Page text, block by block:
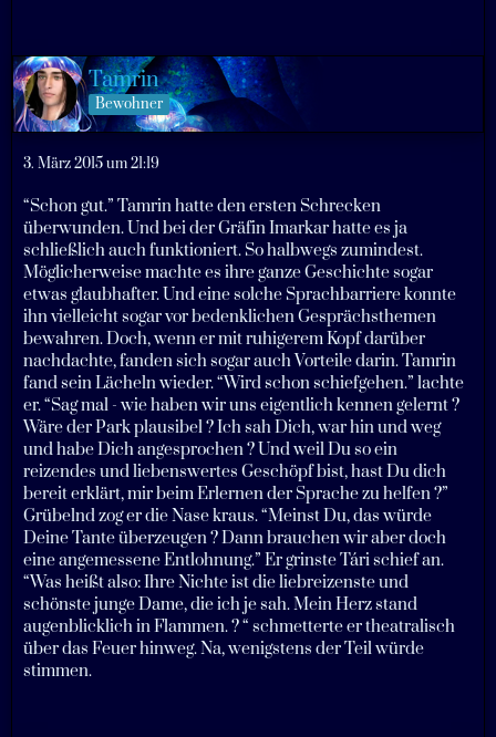
Tamrin
Bewohner
3. März 2015 um 21:19
“Schon gut.” Tamrin hatte den ersten Schrecken
überwunden. Und bei der Gräfin Imarkar hatte es ja
schließlich auch funktioniert. So halbwegs zumindest.
Möglicherweise machte es ihre ganze Geschichte sogar
etwas glaubhafter. Und eine solche Sprachbarriere konnte
ihn vielleicht sogar vor bedenklichen Gesprächsthemen
bewahren. Doch, wenn er mit ruhigerem Kopf darüber
nachdachte, fanden sich sogar auch Vorteile darin. Tamrin
fand sein Lächeln wieder. “Wird schon schiefgehen.” lachte
er. “Sag mal - wie haben wir uns eigentlich kennen gelernt ?
Wäre der Park plausibel ? Ich sah Dich, war hin und weg
und habe Dich angesprochen ? Und weil Du so ein
reizendes und liebenswertes Geschöpf bist, hast Du dich
bereit erklärt, mir beim Erlernen der Sprache zu helfen ?”
Grübelnd zog er die Nase kraus. “Meinst Du, das würde
Deine Tante überzeugen ? Dann brauchen wir aber doch
eine angemessene Entlohnung.” Er grinste Tári schief an.
“Was heißt also: Ihre Nichte ist die liebreizenste und
schönste junge Dame, die ich je sah. Mein Herz stand
augenblicklich in Flammen. ? “ schmetterte er theatralisch
über das Feuer hinweg. Na, wenigstens der Teil würde
stimmen.